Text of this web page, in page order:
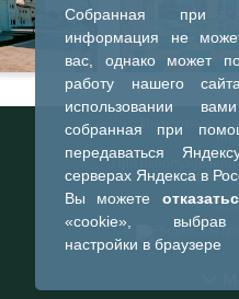
Собранная при
информация не
вас, однако может
работу нашего
использовании
собранная при
передаваться
серверах Яндекса в
Вы можете
«cookie», выбрав
настройки в браузере
При
портал